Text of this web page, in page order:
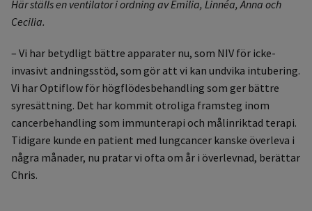
Här ställs en ventilator i ordning av Emilia, Linnéa, Anna och
Cecilia.
– Vi har betydligt bättre apparater nu, som NIV för icke-
invasivt andningsstöd, som gör att vi kan undvika intubering.
Vi har Optiflow för högflödesbehandling som ger bättre
syresättning. Det har kommit otroliga framsteg inom
cancerbehandling som immunterapi och målinriktad terapi.
Tidigare kunde en patient med lungcancer kanske överleva i
några månader, nu pratar vi ofta om år i överlevnad, berättar
Chris.